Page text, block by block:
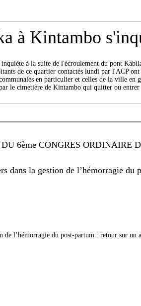
à Kintambo
à la suite de l'écroulement du pont
de ce quartier contactés lundi par l'ACP
en particulier et celles de la ville
le cimetière de Kintambo qui quitter ou
6ème CONGRES ORDINAIRE
dans la gestion de l’hémorragie
de l’hémorragie du post-partum : retour sur un